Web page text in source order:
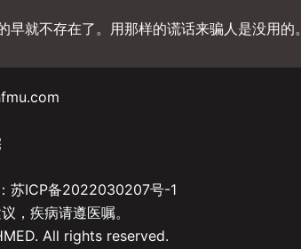
就不存在了。用那样的谎话来骗人是没用的。
苏ICP备2022030207号-1
，疾病请遵医嘱。
All rights reserved.